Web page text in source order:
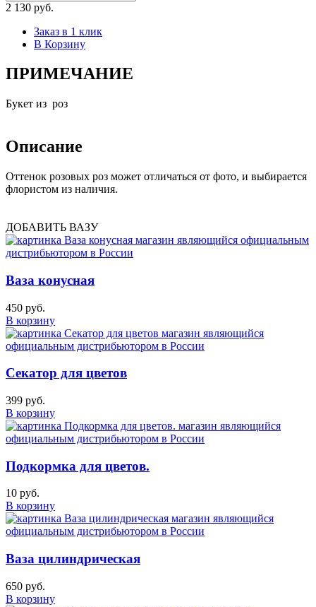
2 130 руб.
Заказ в 1 клик
В Корзину
ПРИМЕЧАНИЕ
Букет из роз
Описание
Оттенок розовых роз может отличаться от фото, и выбирается
флористом из наличия.
ДОБАВИТЬ ВАЗУ
Ваза конусная
450 руб.
В корзину
Секатор для цветов
399 руб.
В корзину
Подкормка для цветов.
10 руб.
В корзину
Ваза цилиндрическая
650 руб.
В корзину